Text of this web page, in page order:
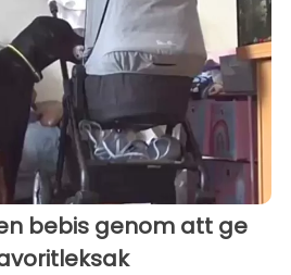
bebis genom att ge